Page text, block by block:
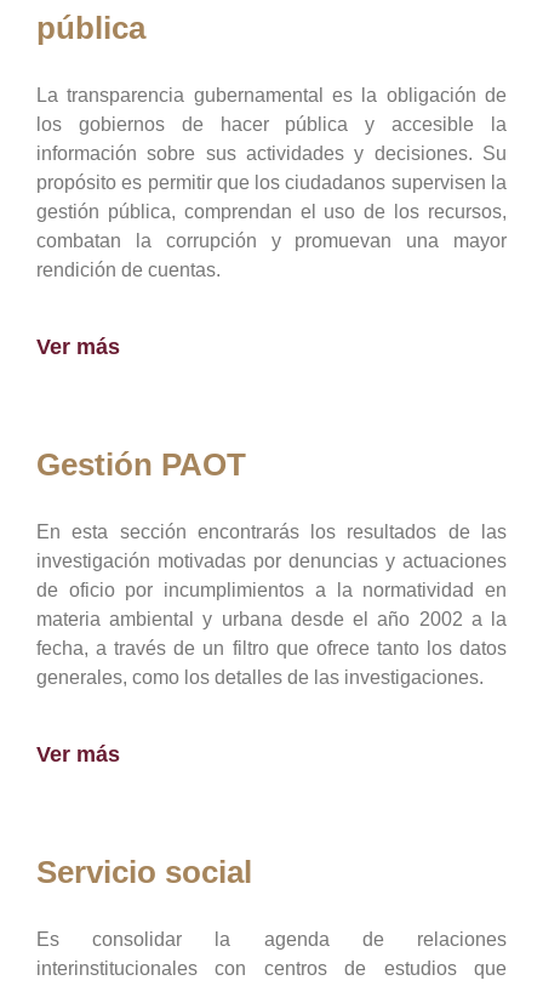
pública
La transparencia gubernamental es la obligación de
los gobiernos de hacer pública y accesible la
información sobre sus actividades y decisiones. Su
propósito es permitir que los ciudadanos supervisen la
gestión pública, comprendan el uso de los recursos,
combatan la corrupción y promuevan una mayor
rendición de cuentas.
Ver más
Gestión PAOT
En esta sección encontrarás los resultados de las
investigación motivadas por denuncias y actuaciones
de oficio por incumplimientos a la normatividad en
materia ambiental y urbana desde el año 2002 a la
fecha, a través de un filtro que ofrece tanto los datos
generales, como los detalles de las investigaciones.
Ver más
Servicio social
Es consolidar la agenda de relaciones
interinstitucionales con centros de estudios que